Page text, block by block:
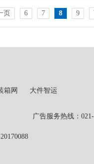
页 6 7 8 9
箱网
大件智运
广告服务热线：021-